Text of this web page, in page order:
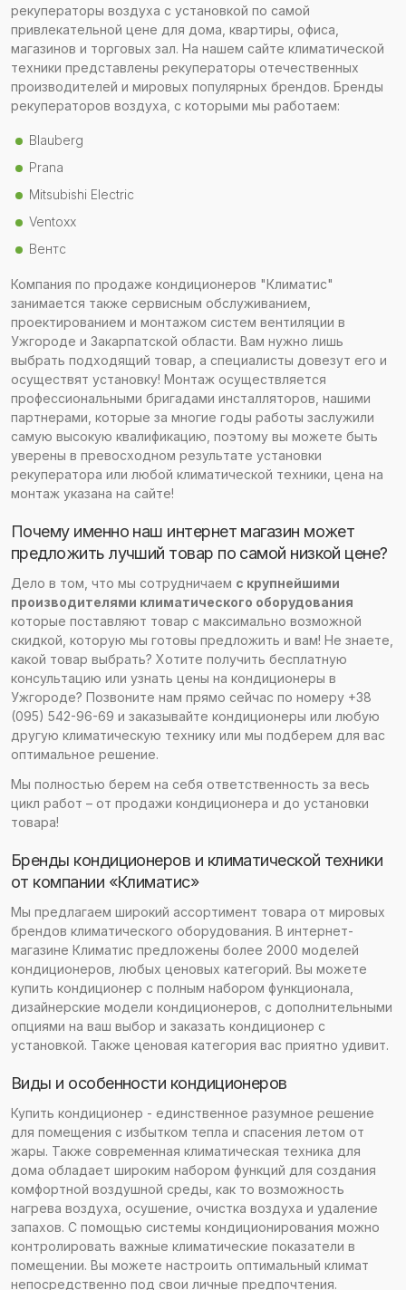
рекуператоры воздуха с установкой по самой
привлекательной цене для дома, квартиры, офиса,
магазинов и торговых зал. На нашем сайте климатической
техники представлены рекуператоры отечественных
производителей и мировых популярных брендов. Бренды
рекуператоров воздуха, с которыми мы работаем:
Blauberg
Prana
Mitsubishi Electric
Ventoxx
Вентс
Компания по продаже кондиционеров "Климатис"
занимается также сервисным обслуживанием,
проектированием и монтажом систем вентиляции в
Ужгороде и Закарпатской области. Вам нужно лишь
выбрать подходящий товар, а специалисты довезут его и
осуществят установку! Монтаж осуществляется
профессиональными бригадами инсталляторов, нашими
партнерами, которые за многие годы работы заслужили
самую высокую квалификацию, поэтому вы можете быть
уверены в превосходном результате установки
рекуператора или любой климатической техники, цена на
монтаж указана на сайте!
Почему именно наш интернет магазин может
предложить лучший товар по самой низкой цене?
Дело в том, что мы сотрудничаем с крупнейшими
производителями климатического оборудования
которые поставляют товар с максимально возможной
скидкой, которую мы готовы предложить и вам! Не знаете,
какой товар выбрать? Хотите получить бесплатную
консультацию или узнать цены на кондиционеры в
Ужгороде? Позвоните нам прямо сейчас по номеру +38
(095) 542-96-69 и заказывайте кондиционеры или любую
другую климатическую технику или мы подберем для вас
оптимальное решение.
Мы полностью берем на себя ответственность за весь
цикл работ – от продажи кондиционера и до установки
товара!
Бренды кондиционеров и климатической техники
от компании «Климатис»
Мы предлагаем широкий ассортимент товара от мировых
брендов климатического оборудования. В интернет-
магазине Климатис предложены более 2000 моделей
кондиционеров, любых ценовых категорий. Вы можете
купить кондиционер с полным набором функционала,
дизайнерские модели кондиционеров, с дополнительными
опциями на ваш выбор и заказать кондиционер с
установкой. Также ценовая категория вас приятно удивит.
Виды и особенности кондиционеров
Купить кондиционер - единственное разумное решение
для помещения с избытком тепла и спасения летом от
жары. Также современная климатическая техника для
дома обладает широким набором функций для создания
комфортной воздушной среды, как то возможность
нагрева воздуха, осушение, очистка воздуха и удаление
запахов. С помощью системы кондиционирования можно
контролировать важные климатические показатели в
помещении. Вы можете настроить оптимальный климат
непосредственно под свои личные предпочтения.